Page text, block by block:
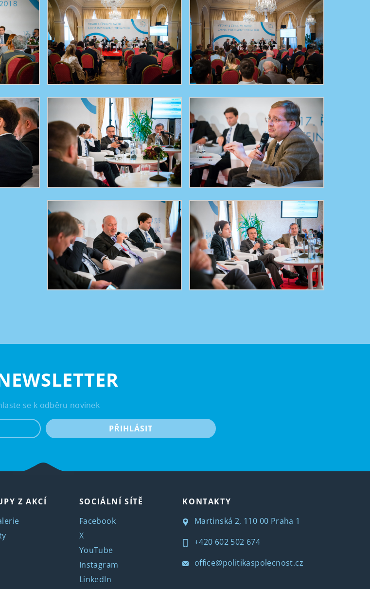
se k odběru novinek
PŘIHLÁSIT
Z AKCÍ
SOCIÁLNÍ SÍTĚ
Facebook
X
YouTube
Instagram
LinkedIn
KONTAKTY
Martinská 2, 110 00 Praha 1
+420 602 502 674
office@politikaspolecnost.cz